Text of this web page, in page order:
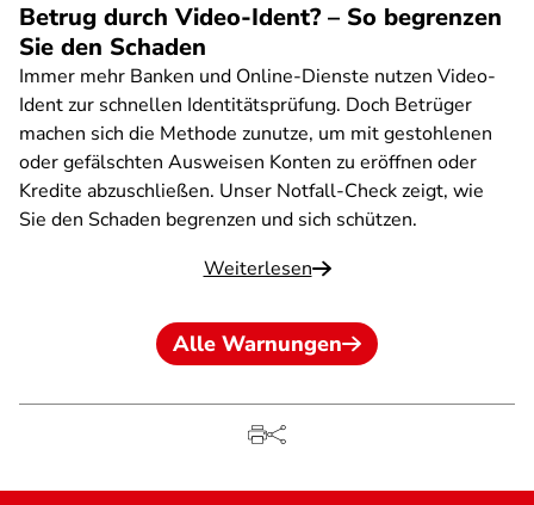
Betrug durch Video-Ident? – So begrenzen
Sie den Schaden
Immer mehr Banken und Online-Dienste nutzen Video-
Ident zur schnellen Identitätsprüfung. Doch Betrüger
machen sich die Methode zunutze, um mit gestohlenen
oder gefälschten Ausweisen Konten zu eröffnen oder
Kredite abzuschließen. Unser Notfall-Check zeigt, wie
Sie den Schaden begrenzen und sich schützen.
Weiterlesen
Alle Warnungen